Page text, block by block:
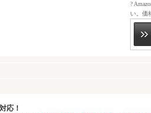
?
い。価
応！